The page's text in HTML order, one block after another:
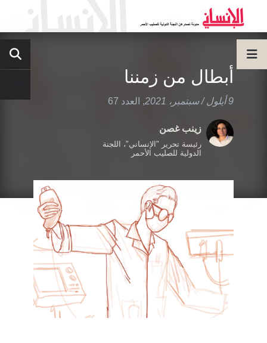
أبطال من زمننا
9 أيلول / سبتمبر، 2021 , العدد 67
زينب غصن
رئيسة تحرير "الإنساني"، اللجنة
الدولية للصليب الأحمر